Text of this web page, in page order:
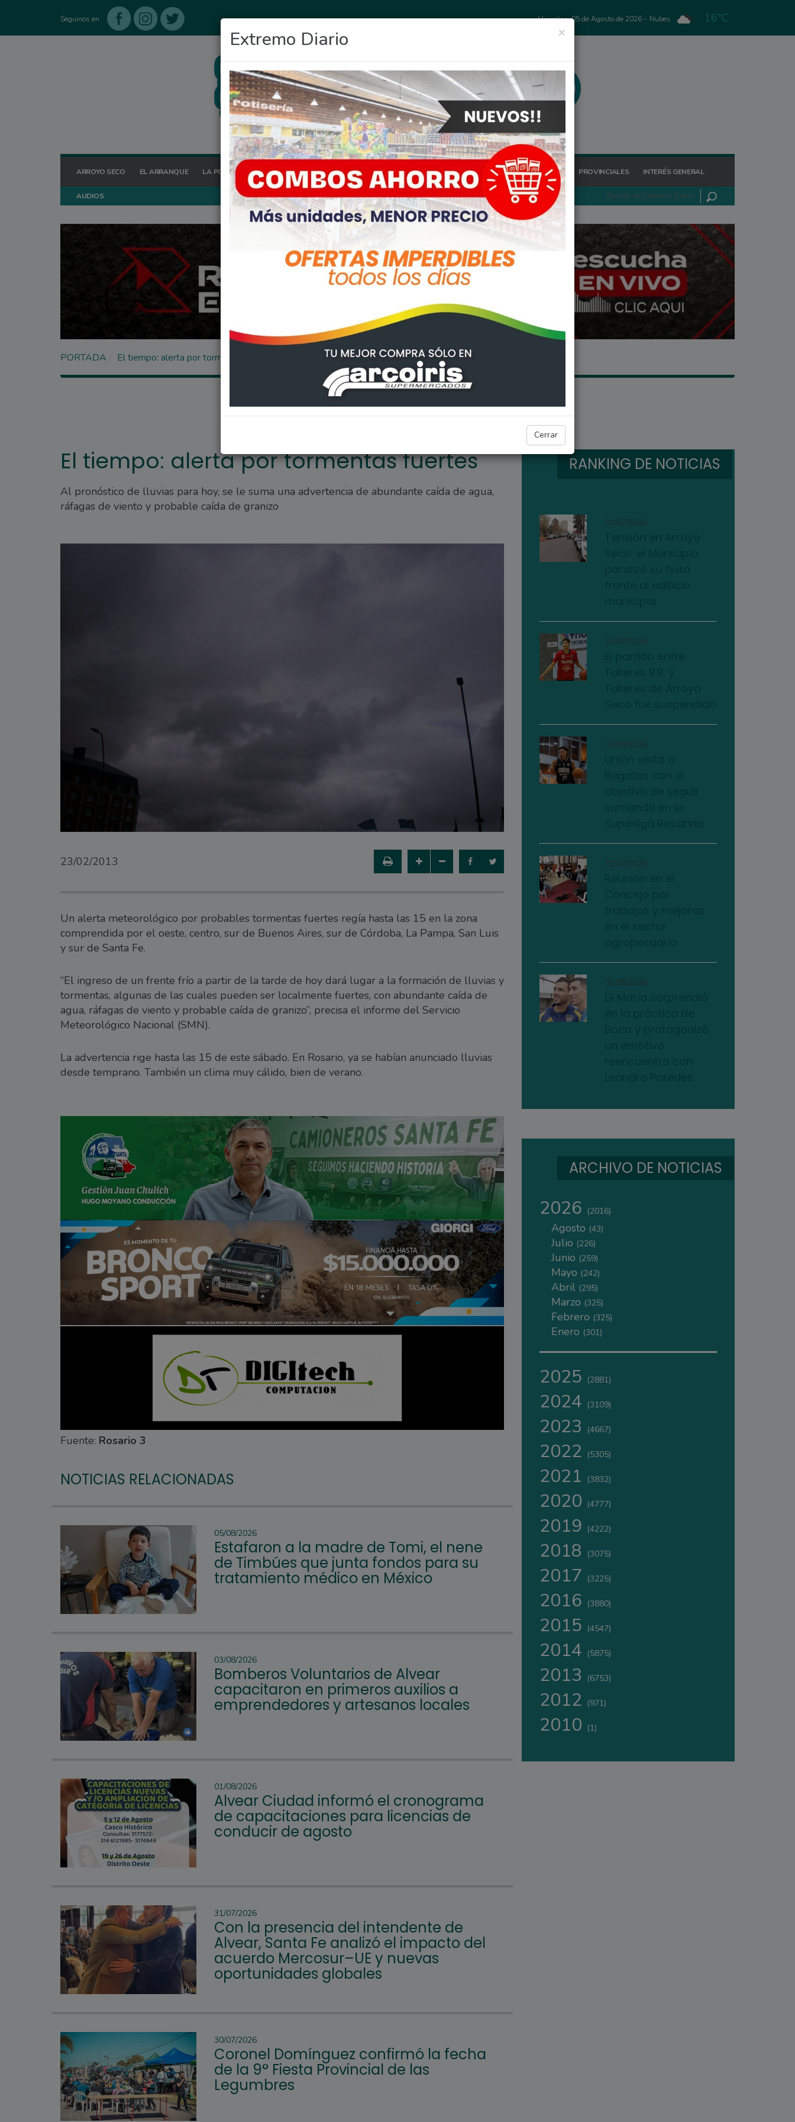
Seguinos en Miercoles, 05 de Agosto de 2026 - Nubes 16°C
ARROYO SECO EL ARRANQUE LA POSTA HOY OCIO DEPORTES FIGHIERA GENERAL LAGOS POLICIALES REGIONALES PROVINCIALES INTERÉS GENERAL
AUDIOS
×
Extremo Diario
Cerrar
PORTADA El tiempo: alerta por tormentas fuertes
REGIONALES
El tiempo: alerta por tormentas fuertes
Al pronóstico de lluvias para hoy, se le suma una advertencia de abundante caída de agua,
ráfagas de viento y probable caída de granizo
23/02/2013
Un alerta meteorológico por probables tormentas fuertes regía hasta las 15 en la zona
comprendida por el oeste, centro, sur de Buenos Aires, sur de Córdoba, La Pampa, San Luis
y sur de Santa Fe.
“El ingreso de un frente frío a partir de la tarde de hoy dará lugar a la formación de lluvias y
tormentas, algunas de las cuales pueden ser localmente fuertes, con abundante caída de
agua, ráfagas de viento y probable caída de granizo”, precisa el informe del Servicio
Meteorológico Nacional (SMN).
La advertencia rige hasta las 15 de este sábado. En Rosario, ya se habían anunciado lluvias
desde temprano. También un clima muy cálido, bien de verano.
Fuente: Rosario 3
NOTICIAS RELACIONADAS
05/08/2026
Estafaron a la madre de Tomi, el nene
de Timbúes que junta fondos para su
tratamiento médico en México
03/08/2026
Bomberos Voluntarios de Alvear
capacitaron en primeros auxilios a
emprendedores y artesanos locales
01/08/2026
Alvear Ciudad informó el cronograma
de capacitaciones para licencias de
conducir de agosto
31/07/2026
Con la presencia del intendente de
Alvear, Santa Fe analizó el impacto del
acuerdo Mercosur–UE y nuevas
oportunidades globales
30/07/2026
Coronel Domínguez confirmó la fecha
de la 9° Fiesta Provincial de las
Legumbres
RANKING DE NOTICIAS
31/07/2026
31/07/2026
01/08/2026
31/07/2026
01/08/2026
ARCHIVO DE NOTICIAS
2026 (2016)
Agosto (43)
Julio (226)
Junio (259)
Mayo (242)
Abril (295)
Marzo (325)
Febrero (325)
Enero (301)
2025 (2881)
2024 (3109)
2023 (4667)
2022 (5305)
2021 (3832)
2020 (4777)
2019 (4222)
2018 (3075)
2017 (3225)
2016 (3880)
2015 (4547)
2014 (5875)
2013 (6753)
2012 (971)
2010 (1)